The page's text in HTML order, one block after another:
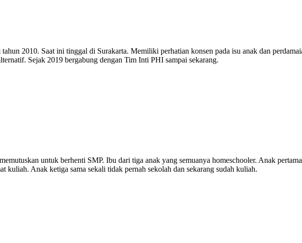
2010. Saat ini tinggal di Surakarta. Memiliki perhatian konsen pada isu anak dan
Sejak 2019 bergabung dengan Tim Inti PHI sampai sekarang.
untuk berhenti SMP. Ibu dari tiga anak yang semuanya homeschooler. Anak
kuliah. Anak ketiga sama sekali tidak pernah sekolah dan sekarang sudah kuliah.